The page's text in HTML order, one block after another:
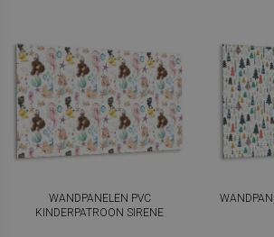
WANDPANELEN PVC
KINDERPATROON SIRENE